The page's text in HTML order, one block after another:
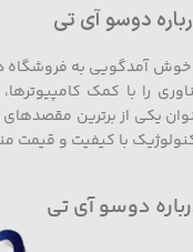
دوسو آی تی
خوش آمدگویی به فروشگاه
را با کمک
یکی از برترین مقصدهای
با کیفیت و قیمت
دوسو آی تی